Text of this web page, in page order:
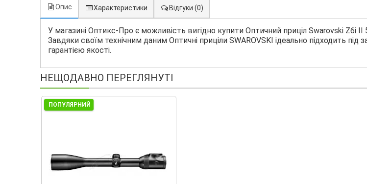
Опис Характеристики Відгуки (0)
У магазині Оптикс-Про є можливість вигідно купити Оптичний приціл Swarovski Z6i
Завдяки своїм технічним даним Оптичні приціли SWAROVSKI ідеально підходить під
гарантією якості.
НЕЩОДАВНО ПЕРЕГЛЯНУТІ
ПОПУЛЯРНИЙ